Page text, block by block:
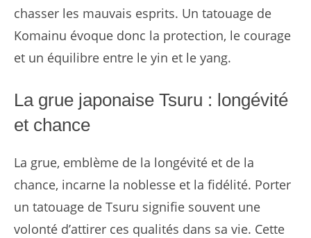
chasser les mauvais esprits. Un tatouage de
Komainu évoque donc la protection, le courage
et un équilibre entre le yin et le yang.
La grue japonaise Tsuru : longévité
et chance
La grue, emblème de la longévité et de la
chance, incarne la noblesse et la fidélité. Porter
un tatouage de Tsuru signifie souvent une
volonté d’attirer ces qualités dans sa vie. Cette